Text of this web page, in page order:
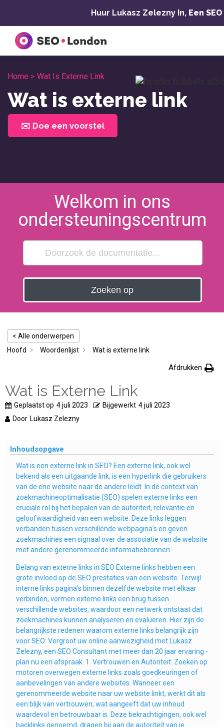
inhoud
Huur Lukasz Zelezny In, Een
Home > Wat Is Externe Link
Wat is externe link
✉️ Doe een voorstel
Welkom in ons
ondersteuningscentrum
Zoeken op
< Alle onderwerpen
Hoofd
Woordenlijst Wat is externe link
Afdrukken
Wat is Externe Link
Geplaatst op 4 juli 2023 Bijgewerkt 4 juli 2023
Door Lukasz Zelezny
Inhoudsopgave
Wat is een externe link in SEO? Een externe link, ook wel
bekend als een uitgaande link, is een hyperlink die gebruikers
van de ene website naar de andere leidt. In de context van
zoekmachineoptimalisatie (SEO) spelen externe links een
cruciale rol bij het bepalen van de autoriteit, relevantie en
geloofwaardigheid van een website. Deze links leggen
verbanden tussen verschillende webpagina's en geven
zoekmachines een signaal over de associatie van de website
met andere gerenommeerde informatiebronnen.
Belang van externe links in SEO Externe links hebben een
grote invloed op de SEO prestaties van een website. Terwijl
interne links pagina's binnen dezelfde website met elkaar
verbinden, vormen externe links een brug tussen
verschillende websites, waardoor een netwerk ontstaat dat
zoekmachines kunnen analyseren en evalueren. Hier zijn de
belangrijkste redenen waarom externe links belangrijk zijn
voor SEO: Vergroot uw online aanwezigheid met Lukasz
Zelezny, een SEO Consultant met meer dan 20 jaar ervaring -
plan nu een afspraak. 1. Vertrouwen en Autoriteit: Zoeken op
motoren overwegen externe links zoals goedkeuringen of
aanbevelingen van andere websites. Wanneer een
gerenommeerde website naar uw website linkt, werkt dit als
een blijk van vertrouwen, wat aangeeft dat uw inhoud
waardevol en betrouwbaar is. Deze bekrachtigingen, ook wel
backlinks genoemd, dragen bij aan de autoriteit van je